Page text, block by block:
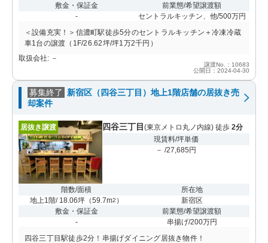
敷金・保証金
-
前業態/希望譲渡額
セントラルキッチン、他/500万円
＜設備充実！＞信濃町駅徒歩5分のセントラルキッチン＋冷凍冷蔵
車1台の譲渡（1F/26.62坪/坪1万2千円）
取扱会社: －
譲渡No.：10683
公開日：2024-04-30
募集終了
新宿区（四谷三丁目）地上1階店舗の居抜き売
却案件
居抜き譲渡 四谷三丁目 (東京メトロ丸ノ内線) 徒歩 2分
現賃料/坪単価
－ /27,685円
階数/面積
地上1階/ 18.06坪（59.7m2 ）
所在地
新宿区
敷金・保証金
-
前業態/希望譲渡額
串揚げ/200万円
四谷三丁目駅徒歩2分！串揚げダイニング居抜き物件！